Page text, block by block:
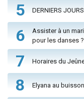
5 DERNIERS
6
Assister à un
pour les danses
7 Horaires du
8 Elyana au